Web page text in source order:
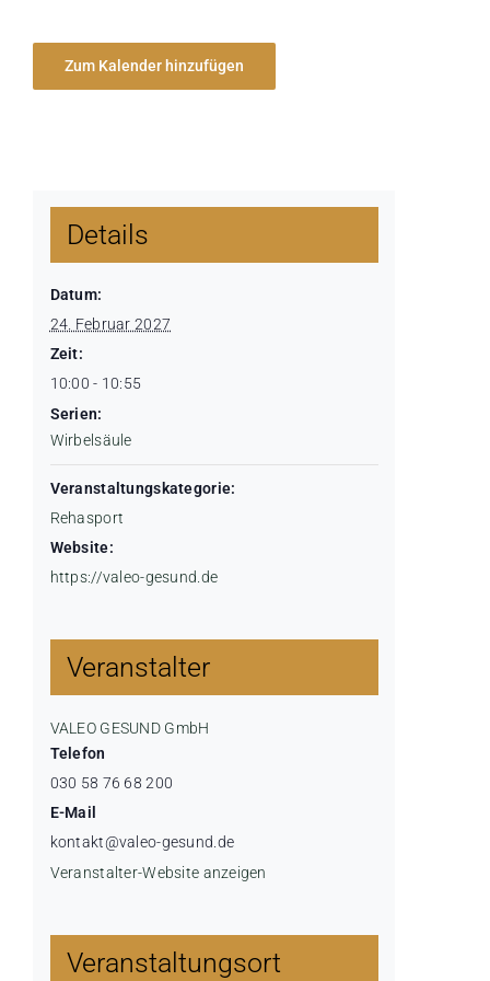
Zum Kalender hinzufügen
Details
Datum:
24. Februar 2027
Zeit:
10:00 - 10:55
Serien:
Wirbelsäule
Veranstaltungskategorie:
Rehasport
Website:
https://valeo-gesund.de
Veranstalter
VALEO GESUND GmbH
Telefon
030 58 76 68 200
E-Mail
kontakt@valeo-gesund.de
Veranstalter-Website anzeigen
Veranstaltungsort